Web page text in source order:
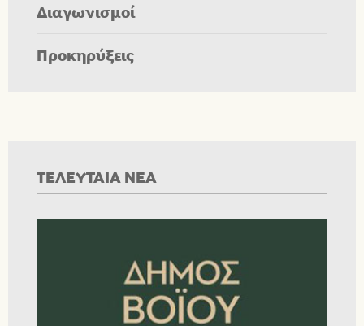
Διαγωνισμοί
Προκηρύξεις
ΤΕΛΕΥΤΑΙΑ ΝΕΑ